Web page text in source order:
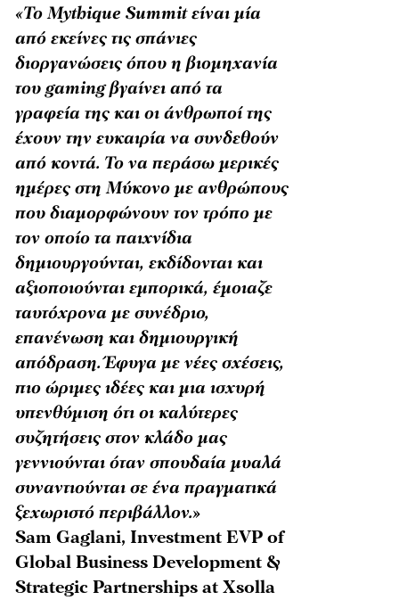
«Το Mythique Summit είναι μία
από εκείνες τις σπάνιες
διοργανώσεις όπου η βιομηχανία
του gaming βγαίνει από τα
γραφεία της και οι άνθρωποί της
έχουν την ευκαιρία να συνδεθούν
από κοντά. Το να περάσω μερικές
ημέρες στη Μύκονο με ανθρώπους
που διαμορφώνουν τον τρόπο με
τον οποίο τα παιχνίδια
δημιουργούνται, εκδίδονται και
αξιοποιούνται εμπορικά, έμοιαζε
ταυτόχρονα με συνέδριο,
επανένωση και δημιουργική
απόδραση. Έφυγα με νέες σχέσεις,
πιο ώριμες ιδέες και μια ισχυρή
υπενθύμιση ότι οι καλύτερες
συζητήσεις στον κλάδο μας
γεννιούνται όταν σπουδαία μυαλά
συναντιούνται σε ένα πραγματικά
ξεχωριστό περιβάλλον.»
Sam Gaglani, Investment EVP of
Global Business Development &
Strategic Partnerships at Xsolla